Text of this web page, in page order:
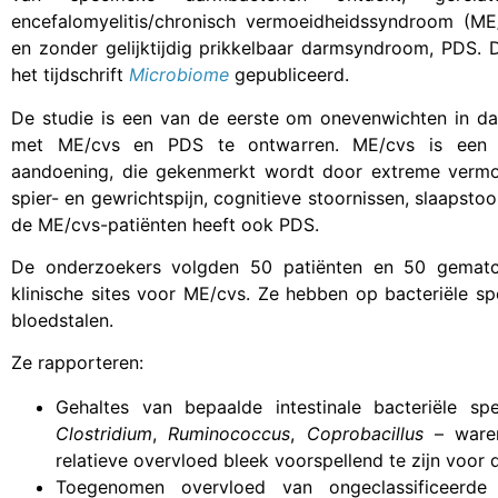
encefalomyelitis/chronisch vermoeidheidssyndroom
en zonder gelijktijdig prikkelbaar darmsyndroom, PDS.
het tijdschrift Microbiome gepubliceerd.
De studie is een van de eerste om onevenwichten in
met ME/cvs en PDS te ontwarren. ME/cvs is een
aandoening, die gekenmerkt wordt door extreme
spier- en gewrichtspijn, cognitieve stoornissen,
de ME/cvs-patiënten heeft ook PDS.
De onderzoekers volgden 50 patiënten en 50
klinische sites voor ME/cvs. Ze hebben op bacteriële
bloedstalen.
Ze rapporteren:
Gehaltes van bepaalde intestinale bacteriële
Clostridium,Ruminococcus, Coprobacillus –
relatieve overvloed bleek voorspellend te zijn voor
Toegenomen overvloed van